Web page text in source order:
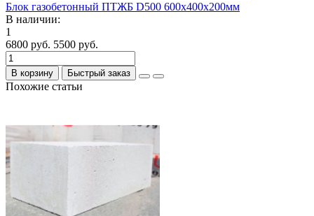
Блок газобетонный ПТЖБ D500 600х400х200мм
В наличии:
1
6800 руб. 5500 руб.
В корзину Быстрый заказ
Похожие статьи